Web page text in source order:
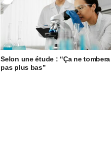
Selon une étude : “Ça ne tombera
pas plus bas”